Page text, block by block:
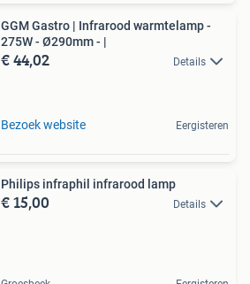
GGM Gastro | Infrarood warmtelamp -
275W - Ø290mm - |
€ 44,02 Details
Bezoek website Eergisteren
Philips infraphil infrarood lamp
€ 15,00 Details